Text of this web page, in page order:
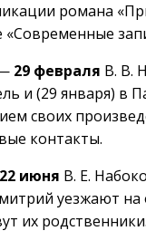
романа
«Современные
29 февраля В. В.
и (29 января) в
своих
контакты.
июня В. Е.
уезжают на
их родственники.